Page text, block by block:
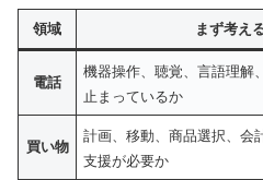
領域 まず考え
電話
機器操作、聴覚、言語理解
止まっているか
買い物
計画、移動、商品選択、会
支援が必要か